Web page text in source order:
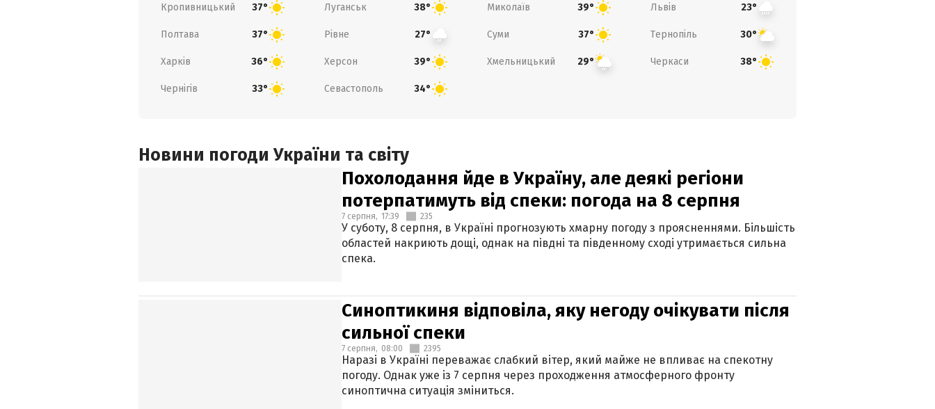
Кропивницький 37° Луганськ 38° Миколаїв 39° Львів 23°
Полтава 37° Рівне 27° Суми 37° Тернопіль 30°
Харків 36° Херсон 39° Хмельницький 29° Черкаси 38°
Чернігів 33° Севастополь 34°
Новини погоди України та світу
Похолодання йде в Україну, але деякі регіони
потерпатимуть від спеки: погода на 8 серпня
7 серпня, 17:39 235
У суботу, 8 серпня, в Україні прогнозують хмарну погоду з проясненнями. Більшість
областей накриють дощі, однак на півдні та південному сході утримається сильна
спека.
Синоптикиня відповіла, яку негоду очікувати після
сильної спеки
7 серпня, 08:00 2395
Наразі в Україні переважає слабкий вітер, який майже не впливає на спекотну
погоду. Однак уже із 7 серпня через проходження атмосферного фронту
синоптична ситуація зміниться.